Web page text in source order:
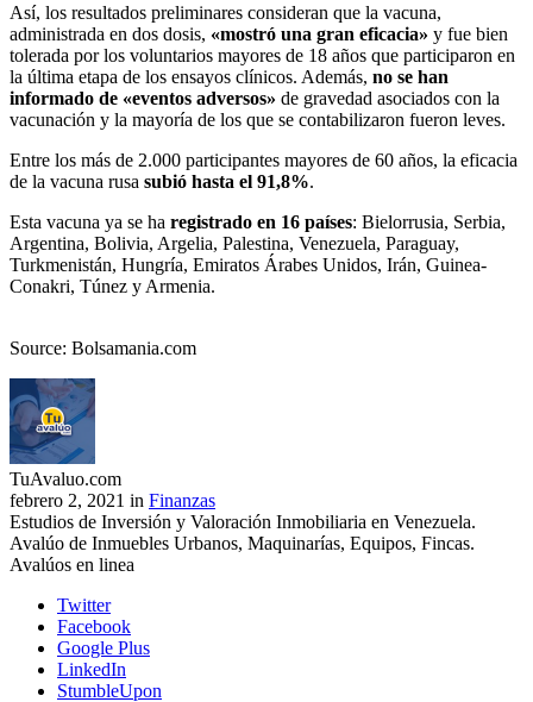
Así, los resultados preliminares consideran que la vacuna,
administrada en dos dosis, «mostró una gran eficacia» y fue bien
tolerada por los voluntarios mayores de 18 años que participaron en
la última etapa de los ensayos clínicos. Además, no se han
informado de «eventos adversos» de gravedad asociados con la
vacunación y la mayoría de los que se contabilizaron fueron leves.
Entre los más de 2.000 participantes mayores de 60 años, la eficacia
de la vacuna rusa subió hasta el 91,8%.
Esta vacuna ya se ha registrado en 16 países: Bielorrusia, Serbia,
Argentina, Bolivia, Argelia, Palestina, Venezuela, Paraguay,
Turkmenistán, Hungría, Emiratos Árabes Unidos, Irán, Guinea-
Conakri, Túnez y Armenia.
Source: Bolsamania.com
TuAvaluo.com
febrero 2, 2021 in Finanzas
Estudios de Inversión y Valoración Inmobiliaria en Venezuela.
Avalúo de Inmuebles Urbanos, Maquinarías, Equipos, Fincas.
Avalúos en linea
Twitter
Facebook
Google Plus
LinkedIn
StumbleUpon